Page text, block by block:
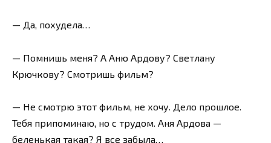
— Да, похудела…
— Помнишь меня? А Аню Ардову? Светлану
Крючкову? Смотришь фильм?
— Не смотрю этот фильм, не хочу. Дело прошлое.
Тебя припоминаю, но с трудом. Аня Ардова —
беленькая такая? Я все забыла…